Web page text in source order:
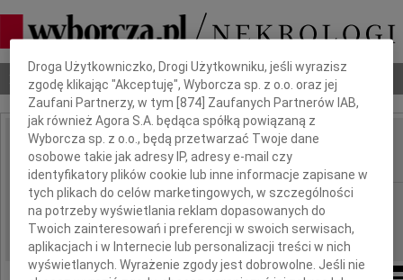
Nekrologi Odeszli Poradnik pogrzebowy
IMIĘ I NAZWISKO: Jan Sinicki
REGION: Katowice
DATA EMISJI: 10.01.2017
Dbamy o Twoją prywatność
Droga Użytkowniczko, Drogi Użytkowniku, jeśli wyrazisz
zgodę klikając "Akceptuję", Wyborcza sp. z o.o. oraz jej
Zaufani Partnerzy, w tym [874 ] Zaufanych Partnerów IAB,
jak również Agora S.A. będąca spółką powiązaną z
Wyborcza sp. z o.o., będą przetwarzać Twoje dane
osobowe takie jak adresy IP, adresy e-mail czy
identyfikatory plików cookie lub inne informacje zapisane w
tych plikach do celów marketingowych, w szczególności
na potrzeby wyświetlania reklam dopasowanych do
Twoich zainteresowań i preferencji w swoich serwisach,
aplikacjach i w Internecie lub personalizacji treści w nich
wyświetlanych. Wyrażenie zgody jest dobrowolne. Jeśli nie